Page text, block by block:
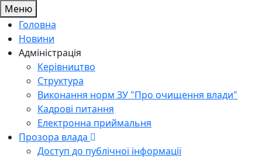
Меню
Головна
Новини
Адміністрація
Керівництво
Структура
Виконання норм ЗУ "Про очищення влади"
Кадрові питання
Електронна приймальня
Прозора влада
Доступ до публічної інформації